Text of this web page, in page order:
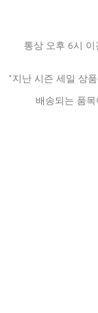
통상 오후 6시
*지난 시즌 세일 상
배송되는 품